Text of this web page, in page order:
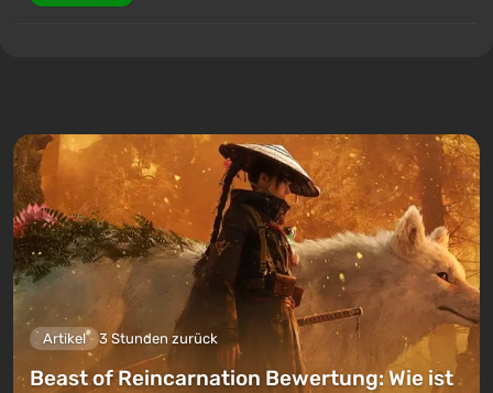
Artikel 3 Stunden zurück
Beast of Reincarnation Bewertung: Wie ist